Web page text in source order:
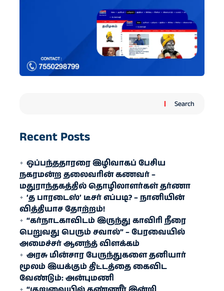
Search
Recent Posts
ஒப்பந்ததாரரை இழிவாகப் பேசிய
நகரமன்ற தலைவரின் கணவர் –
மதுராந்தகத்தில் தொழிலாளர்கள் தர்ணா
‘த பாரடைஸ்’ டீசர் எப்படி? – நானியின்
வித்தியாச தோற்றம்!
“கர்நாடகாவிடம் இருந்து காவிரி நீரை
பெறுவது பெரும் சவால்” – பேரவையில்
அமைச்சர் ஆனந்த் விளக்கம்
அரசு மின்சார பேருந்துகளை தனியார்
மூலம் இயக்கும் திட்டத்தை கைவிட
வேண்டும்: அன்புமணி